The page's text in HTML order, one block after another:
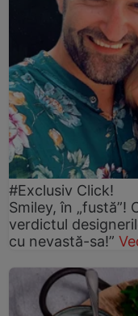
#Exclusiv Click!
Smiley, în „fustă”!
verdictul
cu nevastă-sa!”